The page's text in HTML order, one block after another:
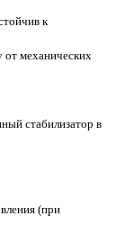
к
от механических
стабилизатор в
(при